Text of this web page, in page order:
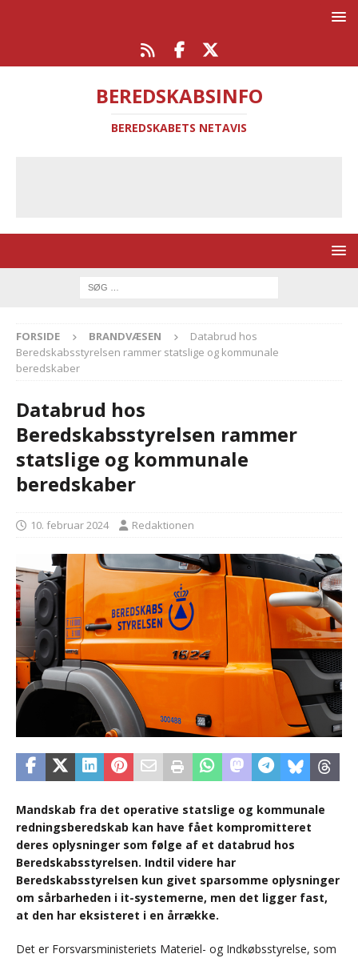
BEREDSKABSINFO
BEREDSKABETS NETAVIS
FORSIDE BRANDVÆSEN
Databrud hos
Beredskabsstyrelsen rammer statslige og kommunale
beredskaber
Databrud hos
Beredskabsstyrelsen rammer
statslige og kommunale
beredskaber
10. februar 2024 Redaktionen
Mandskab fra det operative statslige og kommunale
redningsberedskab kan have fået kompromitteret
deres oplysninger som følge af et databrud hos
Beredskabsstyrelsen. Indtil videre har
Beredskabsstyrelsen kun givet sparsomme oplysninger
om sårbarheden i it-systemerne, men det ligger fast,
at den har eksisteret i en årrække.
Det er Forsvarsministeriets Materiel- og Indkøbsstyrelse, som